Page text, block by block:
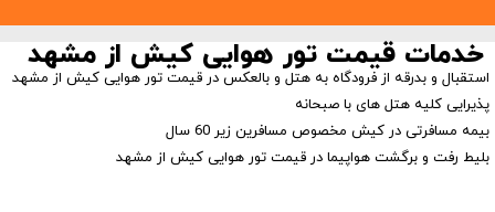
خدمات قیمت تور هوایی کیش از مشهد
استقبال و بدرقه از فرودگاه به هتل و بالعکس در قیمت تور هوایی کیش از مشهد
پذیرایی کلیه هتل های با صبحانه
بیمه مسافرتی در کیش مخصوص مسافرین زیر 60 سال
بلیط رفت و برگشت هواپیما در قیمت تور هوایی کیش از مشهد